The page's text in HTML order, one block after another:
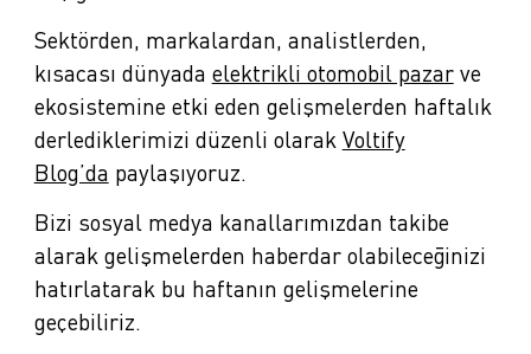
Sektörden, markalardan, analistlerden,
kısacası dünyada elektrikli otomobil pazarve
ekosistemine etki eden gelişmelerden haftalık
derlediklerimizi düzenli olarak Voltify
Blog’da paylaşıyoruz.
Bizi sosyal medya kanallarımızdan takibe
alarak gelişmelerden haberdar olabileceğinizi
hatırlatarak bu haftanın gelişmelerine
geçebiliriz.